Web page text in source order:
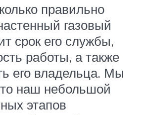
правильно
газовый
срок его службы,
работы, а также
его владельца. Мы
наш небольшой
этапов